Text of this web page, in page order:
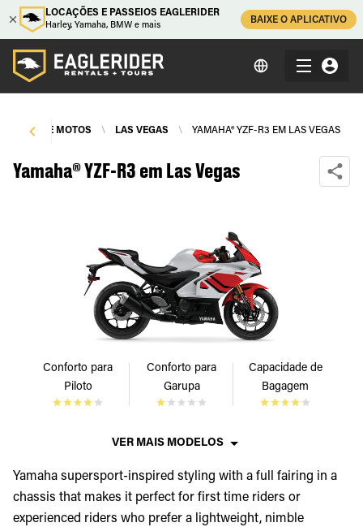
LOCAÇÕES E PASSEIOS EAGLERIDER
Harley, Yamaha, BMW e mais
BAIXE O APLICATIVO
DE MOTOS \ LAS VEGAS \ YAMAHA® YZF-R3 EM LAS VEGAS
Yamaha® YZF-R3 em Las Vegas
Conforto para
Piloto
Conforto para
Garupa
Capacidade de
Bagagem
VER MAIS MODELOS
Yamaha supersport-inspired styling with a full fairing in a
chassis that makes it perfect for first time riders or
experienced riders who prefer a lightweight, nimble